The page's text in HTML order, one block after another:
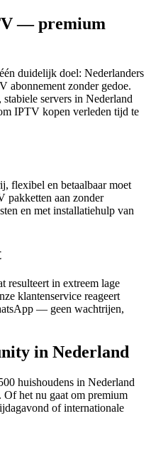
— premium
duidelijk doel: Nederlanders
abonnement zonder gedoe.
servers in Nederland
IPTV kopen verleden tijd te
flexibel en betaalbaar moet
pakketten aan zonder
en met installatiehulp van
resulteert in extreem lage
klantenservice reageert
— geen wachtrijen,
in Nederland
huishoudens in Nederland
het nu gaat om premium
of internationale